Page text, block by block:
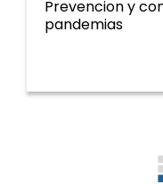
Prevencion y
pandemias